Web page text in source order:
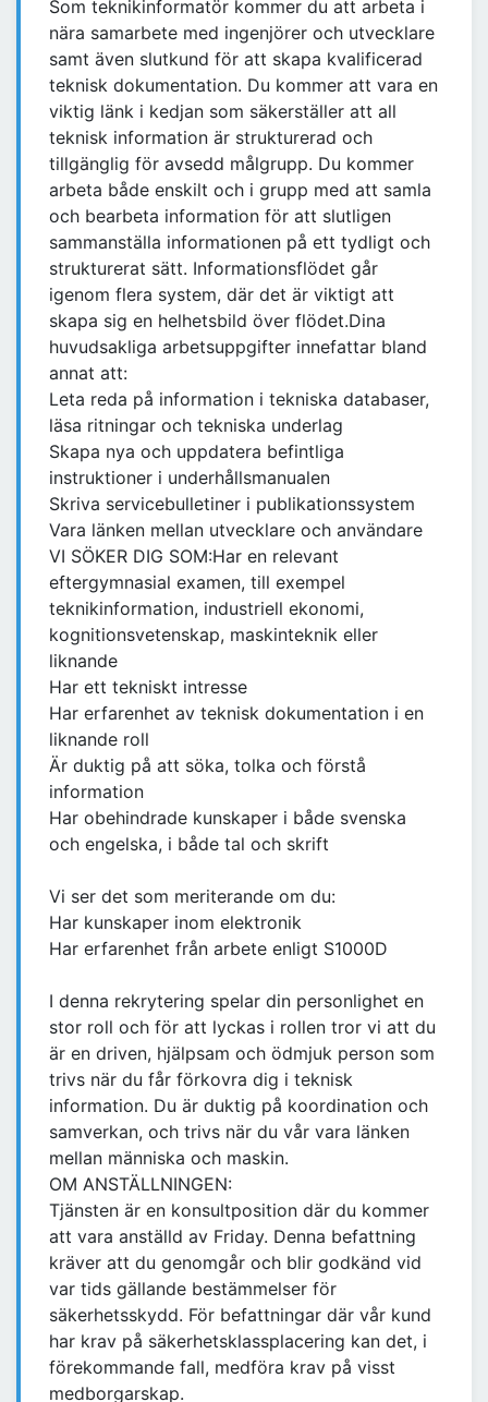
Som teknikinformatör kommer du att arbeta i
nära samarbete med ingenjörer och utvecklare
samt även slutkund för att skapa kvalificerad
teknisk dokumentation. Du kommer att vara en
viktig länk i kedjan som säkerställer att all
teknisk information är strukturerad och
tillgänglig för avsedd målgrupp. Du kommer
arbeta både enskilt och i grupp med att samla
och bearbeta information för att slutligen
sammanställa informationen på ett tydligt och
strukturerat sätt. Informationsflödet går
igenom flera system, där det är viktigt att
skapa sig en helhetsbild över flödet.Dina
huvudsakliga arbetsuppgifter innefattar bland
annat att:
Leta reda på information i tekniska databaser,
läsa ritningar och tekniska underlag
Skapa nya och uppdatera befintliga
instruktioner i underhållsmanualen
Skriva servicebulletiner i publikationssystem
Vara länken mellan utvecklare och användare
VI SÖKER DIG SOM:Har en relevant
eftergymnasial examen, till exempel
teknikinformation, industriell ekonomi,
kognitionsvetenskap, maskinteknik eller
liknande
Har ett tekniskt intresse
Har erfarenhet av teknisk dokumentation i en
liknande roll
Är duktig på att söka, tolka och förstå
information
Har obehindrade kunskaper i både svenska
och engelska, i både tal och skrift
Vi ser det som meriterande om du:
Har kunskaper inom elektronik
Har erfarenhet från arbete enligt S1000D
I denna rekrytering spelar din personlighet en
stor roll och för att lyckas i rollen tror vi att du
är en driven, hjälpsam och ödmjuk person som
trivs när du får förkovra dig i teknisk
information. Du är duktig på koordination och
samverkan, och trivs när du vår vara länken
mellan människa och maskin.
OM ANSTÄLLNINGEN:
Tjänsten är en konsultposition där du kommer
att vara anställd av Friday. Denna befattning
kräver att du genomgår och blir godkänd vid
var tids gällande bestämmelser för
säkerhetsskydd. För befattningar där vår kund
har krav på säkerhetsklassplacering kan det, i
förekommande fall, medföra krav på visst
medborgarskap.